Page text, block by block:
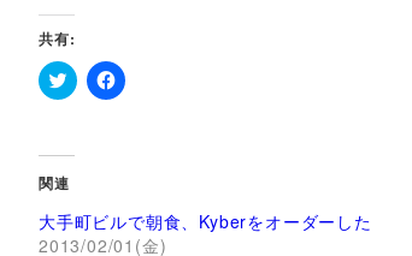
共有:
ク
し
て
T
i
t
F
で
共
関連
大手町ビルで朝食、Kyberをオーダーした
2013/02/01(金)